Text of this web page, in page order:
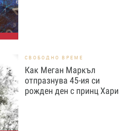
СВОБОДНО ВРЕМЕ
Как Меган Маркъл
отпразнува 45-ия си
рожден ден с принц Хари